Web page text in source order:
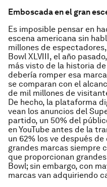
Emboscada en el gran
Es imposible pensar en
escena americana sin
millones de
Bowl XLVIII, el año
más visto de la historia de
debería romper esa
se comparan con el
de mil millones de
De hecho, la plataforma
vean los anuncios del
partido, un 50% del
en YouTube antes de la
un 62% los ve después
grandes marcas siempre
que proporcionan
Bowl; sin embargo, con
marcas van adquiriendo